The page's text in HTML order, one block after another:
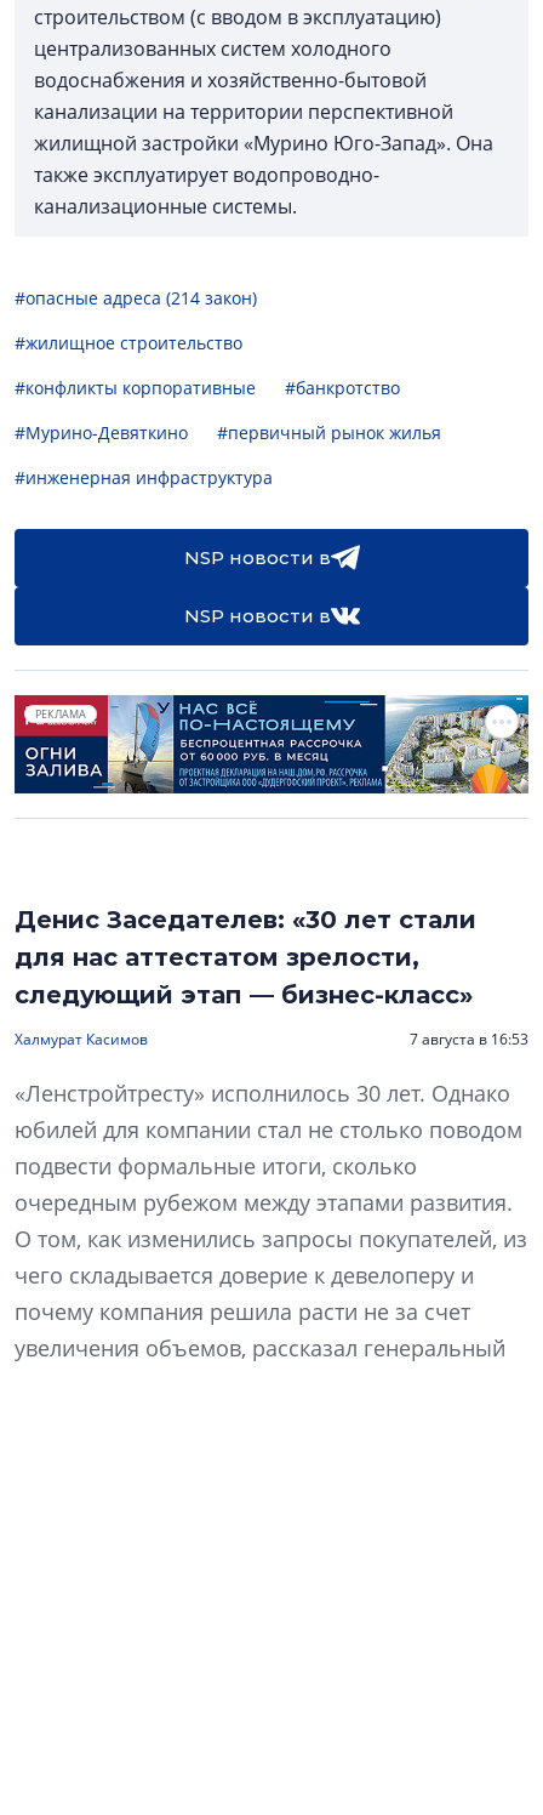
строительством (с вводом в эксплуатацию)
централизованных систем холодного
водоснабжения и хозяйственно-бытовой
канализации на территории перспективной
жилищной застройки «Мурино Юго-Запад». Она
также эксплуатирует водопроводно-
канализационные системы.
#опасные адреса (214 закон)
#жилищное строительство
#конфликты корпоративные
#банкротство
#Мурино-Девяткино
#первичный рынок жилья
#инженерная инфраструктура
NSP новости в
NSP новости в
РЕКЛАМА
Денис Заседателев: «30 лет стали
для нас аттестатом зрелости,
следующий этап — бизнес-класс»
Халмурат Касимов 7 августа в 16:53
«Ленстройтресту» исполнилось 30 лет. Однако
юбилей для компании стал не столько поводом
подвести формальные итоги, сколько
очередным рубежом между этапами развития.
О том, как изменились запросы покупателей, из
чего складывается доверие к девелоперу и
почему компания решила расти не за счет
увеличения объемов, рассказал генеральный